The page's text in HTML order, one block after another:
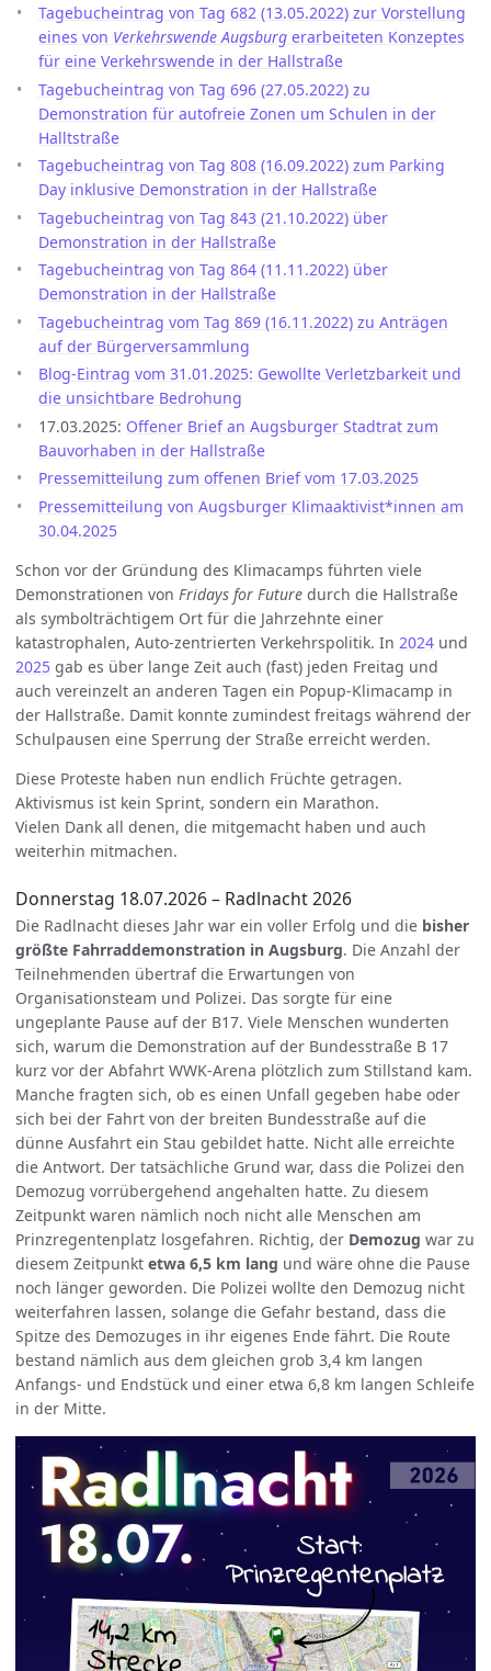
Tagebucheintrag von Tag 682 (13.05.2022) zur Vorstellung
eines von Verkehrswende Augsburg erarbeiteten Konzeptes
für eine Verkehrswende in der Hallstraße
Tagebucheintrag von Tag 696 (27.05.2022) zu
Demonstration für autofreie Zonen um Schulen in der
Halltstraße
Tagebucheintrag von Tag 808 (16.09.2022) zum Parking
Day inklusive Demonstration in der Hallstraße
Tagebucheintrag von Tag 843 (21.10.2022) über
Demonstration in der Hallstraße
Tagebucheintrag von Tag 864 (11.11.2022) über
Demonstration in der Hallstraße
Tagebucheintrag vom Tag 869 (16.11.2022) zu Anträgen
auf der Bürgerversammlung
Blog-Eintrag vom 31.01.2025: Gewollte Verletzbarkeit und
die unsichtbare Bedrohung
17.03.2025: Offener Brief an Augsburger Stadtrat zum
Bauvorhaben in der Hallstraße
Pressemitteilung zum offenen Brief vom 17.03.2025
Pressemitteilung von Augsburger Klimaaktivist*innen am
30.04.2025
Schon vor der Gründung des Klimacamps führten viele
Demonstrationen von Fridays for Future durch die Hallstraße
als symbolträchtigem Ort für die Jahrzehnte einer
katastrophalen, Auto-zentrierten Verkehrspolitik. In 2024 und
2025 gab es über lange Zeit auch (fast) jeden Freitag und
auch vereinzelt an anderen Tagen ein Popup-Klimacamp in
der Hallstraße. Damit konnte zumindest freitags während der
Schulpausen eine Sperrung der Straße erreicht werden.
Diese Proteste haben nun endlich Früchte getragen.
Aktivismus ist kein Sprint, sondern ein Marathon.
Vielen Dank all denen, die mitgemacht haben und auch
weiterhin mitmachen.
Donnerstag 18.07.2026 – Radlnacht 2026
Die Radlnacht dieses Jahr war ein voller Erfolg und die bisher
größte Fahrraddemonstration in Augsburg. Die Anzahl der
Teilnehmenden übertraf die Erwartungen von
Organisationsteam und Polizei. Das sorgte für eine
ungeplante Pause auf der B17. Viele Menschen wunderten
sich, warum die Demonstration auf der Bundesstraße B 17
kurz vor der Abfahrt WWK-Arena plötzlich zum Stillstand kam.
Manche fragten sich, ob es einen Unfall gegeben habe oder
sich bei der Fahrt von der breiten Bundesstraße auf die
dünne Ausfahrt ein Stau gebildet hatte. Nicht alle erreichte
die Antwort. Der tatsächliche Grund war, dass die Polizei den
Demozug vorrübergehend angehalten hatte. Zu diesem
Zeitpunkt waren nämlich noch nicht alle Menschen am
Prinzregentenplatz losgefahren. Richtig, der Demozug war zu
diesem Zeitpunkt etwa 6,5 km lang und wäre ohne die Pause
noch länger geworden. Die Polizei wollte den Demozug nicht
weiterfahren lassen, solange die Gefahr bestand, dass die
Spitze des Demozuges in ihr eigenes Ende fährt. Die Route
bestand nämlich aus dem gleichen grob 3,4 km langen
Anfangs- und Endstück und einer etwa 6,8 km langen Schleife
in der Mitte.